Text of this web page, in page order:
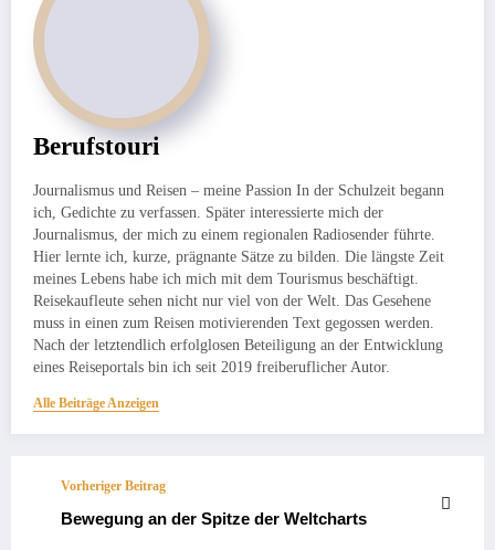
Berufstouri
Journalismus und Reisen – meine Passion In der Schulzeit begann
ich, Gedichte zu verfassen. Später interessierte mich der
Journalismus, der mich zu einem regionalen Radiosender führte.
Hier lernte ich, kurze, prägnante Sätze zu bilden. Die längste Zeit
meines Lebens habe ich mich mit dem Tourismus beschäftigt.
Reisekaufleute sehen nicht nur viel von der Welt. Das Gesehene
muss in einen zum Reisen motivierenden Text gegossen werden.
Nach der letztendlich erfolglosen Beteiligung an der Entwicklung
eines Reiseportals bin ich seit 2019 freiberuflicher Autor.
Alle Beiträge Anzeigen
Vorheriger Beitrag
Bewegung an der Spitze der Weltcharts